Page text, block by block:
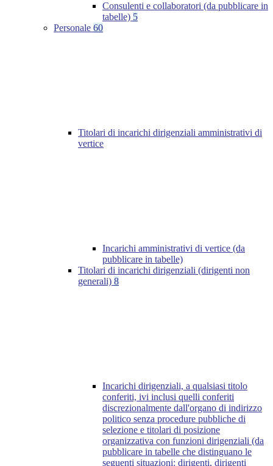
Consulenti e collaboratori (da pubblicare in
tabelle) 5
Personale 60
Titolari di incarichi dirigenziali amministrativi di
vertice
Incarichi amministrativi di vertice (da
pubblicare in tabelle)
Titolari di incarichi dirigenziali (dirigenti non
generali) 8
Incarichi dirigenziali, a qualsiasi titolo
conferiti, ivi inclusi quelli conferiti
discrezionalmente dall'organo di indirizzo
politico senza procedure pubbliche di
selezione e titolari di posizione
organizzativa con funzioni dirigenziali (da
pubblicare in tabelle che distinguano le
seguenti situazioni: dirigenti, dirigenti